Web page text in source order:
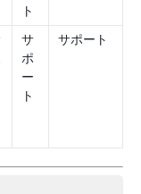
ト
サ
ポ
ー
ト
サポート